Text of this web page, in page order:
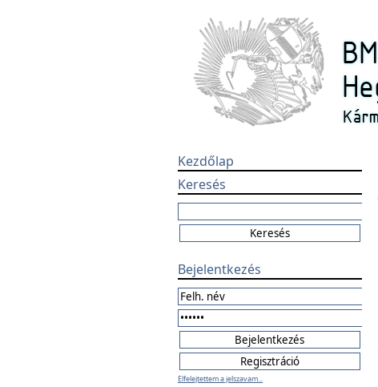
Kezdőlap
Keresés
Bejelentkezés
Elfelejtettem a jelszavam...